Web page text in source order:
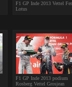
F1 GP Inde 2013 Vettel
Lotus
F1 GP Inde 2013 podium
Rosberg Vettel Grosjean